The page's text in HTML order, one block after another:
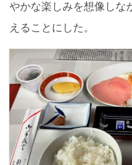
やかな楽しみを想像しな
えることにした。